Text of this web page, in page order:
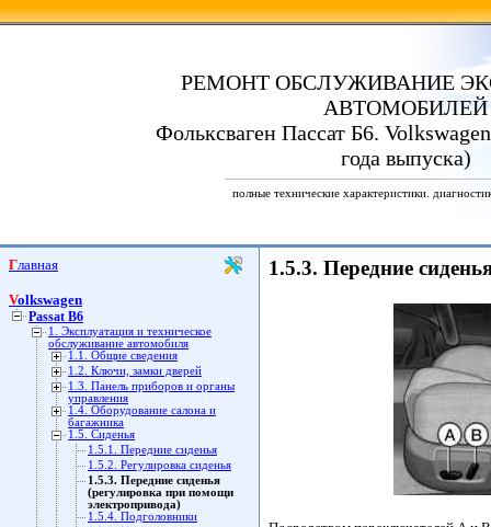
РЕМОНТ ОБСЛУЖИВАНИЕ
АВТОМОБИЛЕЙ
Фольксваген Пассат Б6.
года выпуска)
полные технические характеристики.
Главная
Volkswagen
Passat B6
1. Эксплуатация и техническое
обслуживание автомобиля
1.1. Общие сведения
1.2. Ключи, замки дверей
1.3. Панель приборов и органы
управления
1.4. Оборудование салона и
багажника
1.5. Сиденья
1.5.1. Передние сиденья
1.5.2. Регулировка сиденья
1.5.3. Передние сиденья
(регулировка при помощи
электропривода)
1.5.4. Подголовники
1.5.3. Передние